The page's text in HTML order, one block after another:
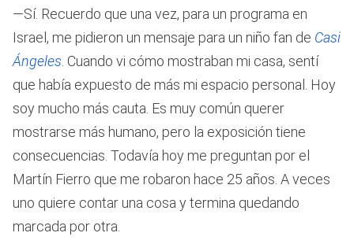
—Sí. Recuerdo que una vez, para un programa en
Israel, me pidieron un mensaje para un niño fan de Casi
Ángeles . Cuando vi cómo mostraban mi casa, sentí
que había expuesto de más mi espacio personal. Hoy
soy mucho más cauta. Es muy común querer
mostrarse más humano, pero la exposición tiene
consecuencias. Todavía hoy me preguntan por el
Martín Fierro que me robaron hace 25 años. A veces
uno quiere contar una cosa y termina quedando
marcada por otra.